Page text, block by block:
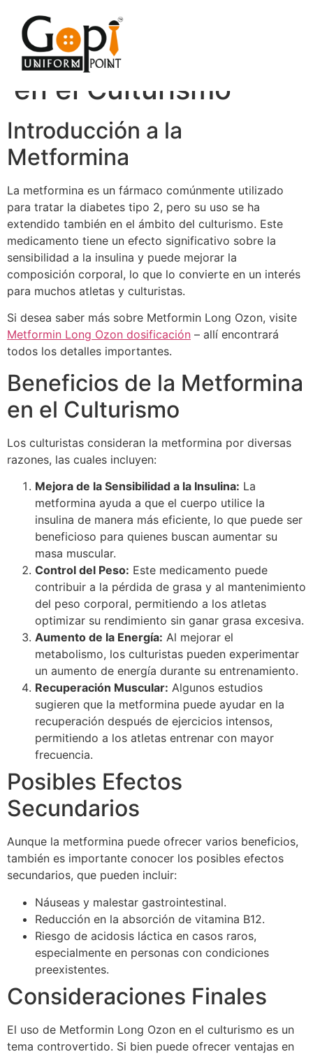
Metformin Long
Ozon y su Impacto
en el Culturismo
Introducción a la
Metformina
La metformina es un fármaco comúnmente utilizado
para tratar la diabetes tipo 2, pero su uso se ha
extendido también en el ámbito del culturismo. Este
medicamento tiene un efecto significativo sobre la
sensibilidad a la insulina y puede mejorar la
composición corporal, lo que lo convierte en un interés
para muchos atletas y culturistas.
Si desea saber más sobre Metformin Long Ozon, visite
Metformin Long Ozon dosificación – allí encontrará
todos los detalles importantes.
Beneficios de la Metformina
en el Culturismo
Los culturistas consideran la metformina por diversas
razones, las cuales incluyen:
Mejora de la Sensibilidad a la Insulina: La
metformina ayuda a que el cuerpo utilice la
insulina de manera más eficiente, lo que puede ser
beneficioso para quienes buscan aumentar su
masa muscular.
Control del Peso: Este medicamento puede
contribuir a la pérdida de grasa y al mantenimiento
del peso corporal, permitiendo a los atletas
optimizar su rendimiento sin ganar grasa excesiva.
Aumento de la Energía: Al mejorar el
metabolismo, los culturistas pueden experimentar
un aumento de energía durante su entrenamiento.
Recuperación Muscular: Algunos estudios
sugieren que la metformina puede ayudar en la
recuperación después de ejercicios intensos,
permitiendo a los atletas entrenar con mayor
frecuencia.
Posibles Efectos
Secundarios
Aunque la metformina puede ofrecer varios beneficios,
también es importante conocer los posibles efectos
secundarios, que pueden incluir:
Náuseas y malestar gastrointestinal.
Reducción en la absorción de vitamina B12.
Riesgo de acidosis láctica en casos raros,
especialmente en personas con condiciones
preexistentes.
Consideraciones Finales
El uso de Metformin Long Ozon en el culturismo es un
tema controvertido. Si bien puede ofrecer ventajas en